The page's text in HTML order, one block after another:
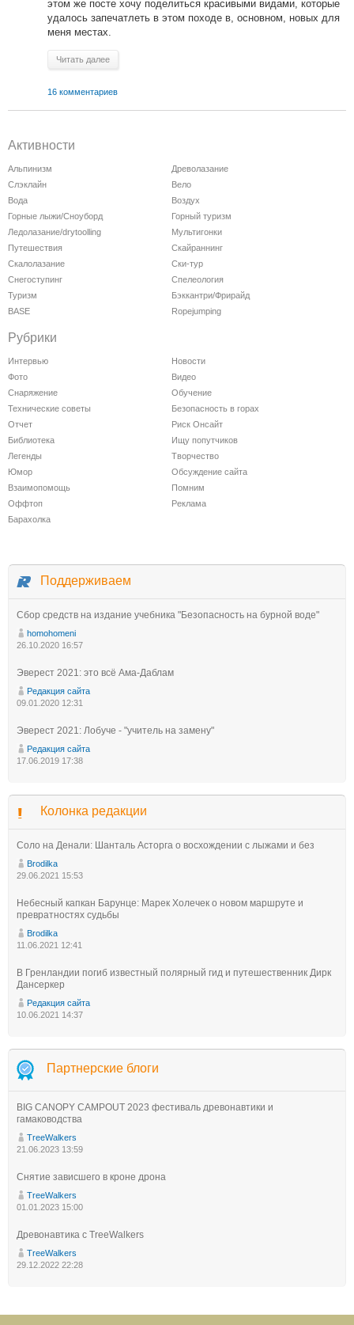
этом же посте хочу поделиться красивыми видами, которые
удалось запечатлеть в этом походе в, основном, новых для
меня местах.
Читать далее
16 комментариев
Активности
Альпинизм
Древолазание
Слэклайн
Вело
Вода
Воздух
Горные лыжи/Сноуборд
Горный туризм
Ледолазание/drytoolling
Мультигонки
Путешествия
Скайраннинг
Скалолазание
Ски-тур
Снегоступинг
Спелеология
Туризм
Бэккантри/Фрирайд
BASE
Ropejumping
Рубрики
Интервью
Новости
Фото
Видео
Снаряжение
Обучение
Технические советы
Безопасность в горах
Отчет
Риск Онсайт
Библиотека
Ищу попутчиков
Легенды
Творчество
Юмор
Обсуждение сайта
Взаимопомощь
Помним
Оффтоп
Реклама
Барахолка
Поддерживаем
Сбор средств на издание учебника "Безопасность на бурной воде"
homohomeni
26.10.2020 16:57
Эверест 2021: это всё Ама-Даблам
Редакция сайта
09.01.2020 12:31
Эверест 2021: Лобуче - "учитель на замену"
Редакция сайта
17.06.2019 17:38
Колонка редакции
Соло на Денали: Шанталь Асторга о восхождении с лыжами и без
Brodilka
29.06.2021 15:53
Небесный капкан Барунце: Марек Холечек о новом маршруте и
превратностях судьбы
Brodilka
11.06.2021 12:41
В Гренландии погиб известный полярный гид и путешественник Дирк
Дансеркер
Редакция сайта
10.06.2021 14:37
Партнерские блоги
BIG CANOPY CAMPOUT 2023 фестиваль древонавтики и
гамаководства
TreeWalkers
21.06.2023 13:59
Снятие зависшего в кроне дрона
TreeWalkers
01.01.2023 15:00
Древонавтика с TreeWalkers
TreeWalkers
29.12.2022 22:28